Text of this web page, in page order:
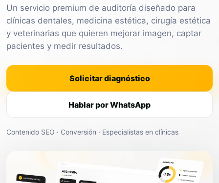
Un servicio premium de auditoría diseñado para
clínicas dentales, medicina estética, cirugía estética
y veterinarias que quieren mejorar imagen, captar
pacientes y medir resultados.
Solicitar diagnóstico
Hablar por WhatsApp
Contenido SEO · Conversión · Especialistas en clínicas